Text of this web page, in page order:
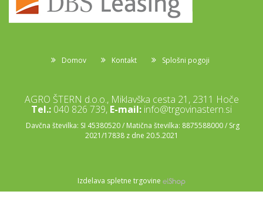
Domov Kontakt Splošni pogoji
AGRO ŠTERN d.o.o., Miklavška cesta 21, 2311 Hoče
Tel.: 040 826 739, E-mail: info@trgovinastern.si
Davčna številka: SI 45380520 / Matična številka: 8875588000 / Srg
2021/17838 z dne 20.5.2021
Izdelava spletne trgovine